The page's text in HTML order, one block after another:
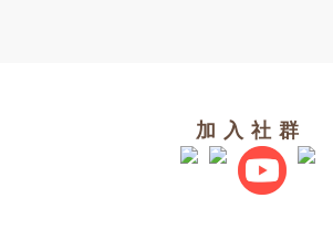
加 入 社 群